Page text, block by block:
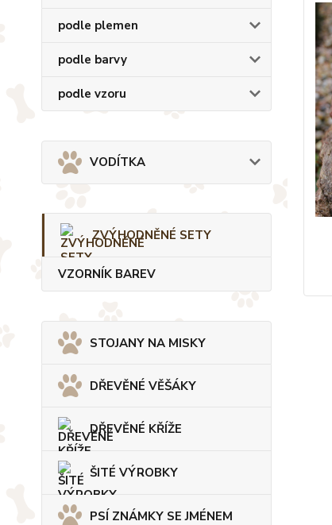
podle plemen
podle barvy
podle vzoru
VODÍTKA
ZVÝHODNĚNÉ SETY
VZORNÍK BAREV
STOJANY NA MISKY
DŘEVĚNÉ VĚŠÁKY
DŘEVĚNÉ KŘÍŽE
ŠITÉ VÝROBKY
PSÍ ZNÁMKY SE JMÉNEM